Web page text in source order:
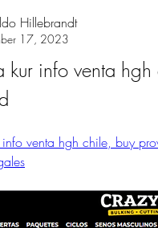
Hillebrandt
17, 2023
kur info venta
venta hgh chile, buy